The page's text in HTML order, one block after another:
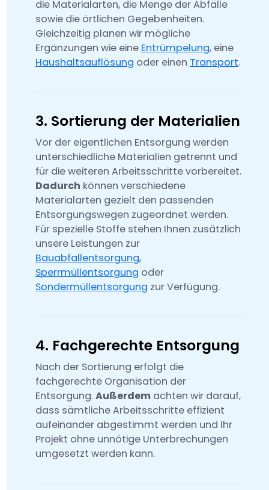
die Materialarten, die Menge der Abfälle
sowie die örtlichen Gegebenheiten.
Gleichzeitig planen wir mögliche
Ergänzungen wie eine Entrümpelung, eine
Haushaltsauflösung oder einen Transport.
3. Sortierung der Materialien
Vor der eigentlichen Entsorgung werden
unterschiedliche Materialien getrennt und
für die weiteren Arbeitsschritte vorbereitet.
Dadurch können verschiedene
Materialarten gezielt den passenden
Entsorgungswegen zugeordnet werden.
Für spezielle Stoffe stehen Ihnen zusätzlich
unsere Leistungen zur
Bauabfallentsorgung,
Sperrmüllentsorgung oder
Sondermüllentsorgung zur Verfügung.
4. Fachgerechte Entsorgung
Nach der Sortierung erfolgt die
fachgerechte Organisation der
Entsorgung.Außerdem achten wir darauf,
dass sämtliche Arbeitsschritte effizient
aufeinander abgestimmt werden und Ihr
Projekt ohne unnötige Unterbrechungen
umgesetzt werden kann.